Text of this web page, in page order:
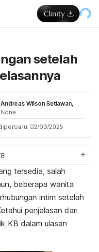
setelah
Andreas Wilson Setiawan,
None
02/03/2025
tersedia, salah
beberapa wanita
intim setelah
penjelasan dari
KB dalam ulasan